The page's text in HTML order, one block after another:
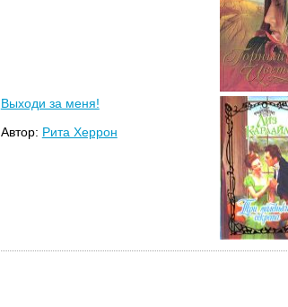
Выходи за меня!
Автор: Рита Херрон